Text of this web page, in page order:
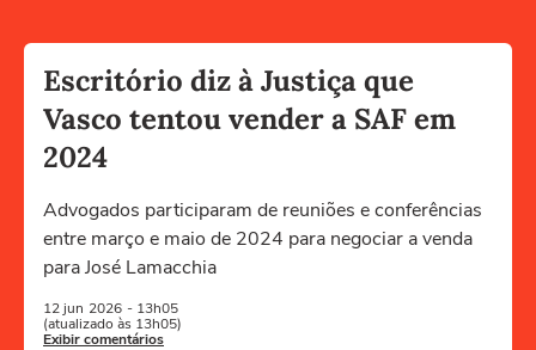
Escritório diz à Justiça que
Vasco tentou vender a SAF em
2024
Advogados participaram de reuniões e conferências
entre março e maio de 2024 para negociar a venda
para José Lamacchia
12 jun 2026 - 13h05
(atualizado às 13h05)
Exibir comentários